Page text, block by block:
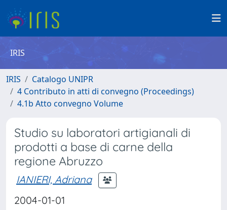
IRIS
IRIS
Catalogo UNIPR
4 Contributo in atti di convegno (Proceedings)
4.1b Atto convegno Volume
Studio su laboratori artigianali di
prodotti a base di carne della
regione Abruzzo
IANIERI, Adriana
2004-01-01